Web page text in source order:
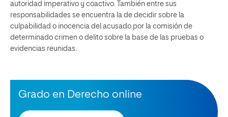
autoridad imperativo y coactivo. También entre sus
responsabilidades se encuentra la de decidir sobre la
culpabilidad o inocencia del acusado por la comisión de
determinado crimen o delito sobre la base de las pruebas o
evidencias reunidas.
Grado en Derecho online